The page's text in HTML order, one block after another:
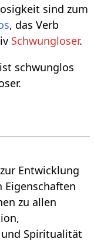
sind zum
, das Verb
Schwungloser.
schwunglos
Entwicklung
Eigenschaften
zu allen
Spiritualität